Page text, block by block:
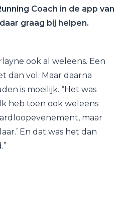
Coach in de app van
graag bij helpen.
ook al weleens. Een
dan vol. Maar daarna
is moeilijk. “Het was
heb toen ook weleens
maar
En dat was het dan